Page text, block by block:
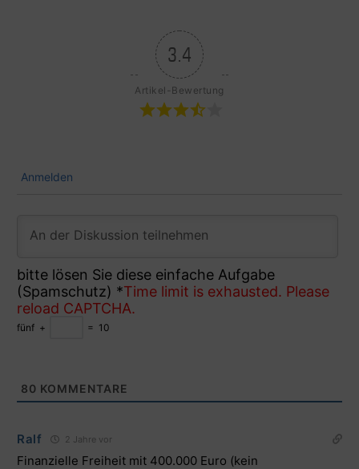
3.4
Artikel-Bewertung
Anmelden
bitte lösen Sie diese einfache Aufgabe
(Spamschutz) *Time limit is exhausted. Please
reload CAPTCHA.
fünf + = 10
80 KOMMENTARE
Ralf 2 Jahre vor
Finanzielle Freiheit mit 400.000 Euro (kein